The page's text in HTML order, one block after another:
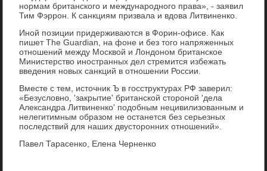
нормам британского и международного права», - заявил
Тим Фэррон. К санкциям призвала и вдова Литвиненко.
Иной позиции придерживаются в Форин-офисе. Как
пишет The Guardian, на фоне и без того напряженных
отношений между Москвой и Лондоном британское
Министерство иностранных дел стремится избежать
введения новых санкций в отношении России.
Вместе с тем, источник Ъ в госструктурах РФ заверил:
«Безусловно, 'закрытие' британской стороной 'дела
Александра Литвиненко' подобным нецивилизованным и
нелегитимным образом не останется без серьезных
последствий для наших двусторонних отношений».
Павел Тарасенко, Елена Черненко